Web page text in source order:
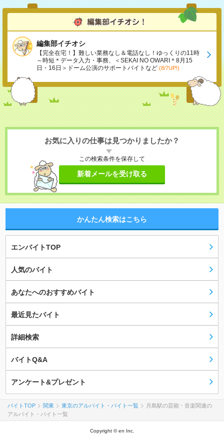
編集部イチオシ
【完全在宅！】難しい業務なし＆電話なし！ゆっくりの11時
～時短＊データ入力・事務、＜SEKAI NO OWARI＊8月15
日・16日＞ドーム公演のサポートバイトなど (8/7UP!)
お気に入りの仕事は見つかりましたか？
この検索条件を保存して
新着メールを受け取る
かんたん検索はこちら
エンバイトTOP
人気のバイト
あなたへのおすすめバイト
最近見たバイト
詳細検索
バイトQ&A
アンケート&プレゼント
バイトTOP 関東 東京のアルバイト・バイト一覧
月島駅の芸能・音楽関連の
アルバイト・バイト一覧
Copyright © en Inc.